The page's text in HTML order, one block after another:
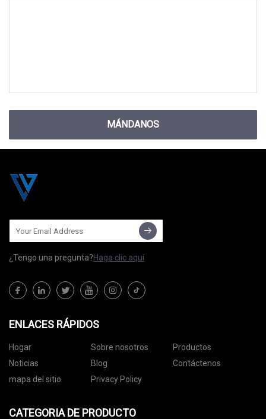
MÁNDANOS
¿Tengo una pregunta?Haga clic aquí
ENLACES RÁPIDOS
Hogar Sobre nosotros
Productos
Noticias
Blog
Contáctenos
mapa del sitio
Privacy Policy
CATEGORIA DE PRODUCTO